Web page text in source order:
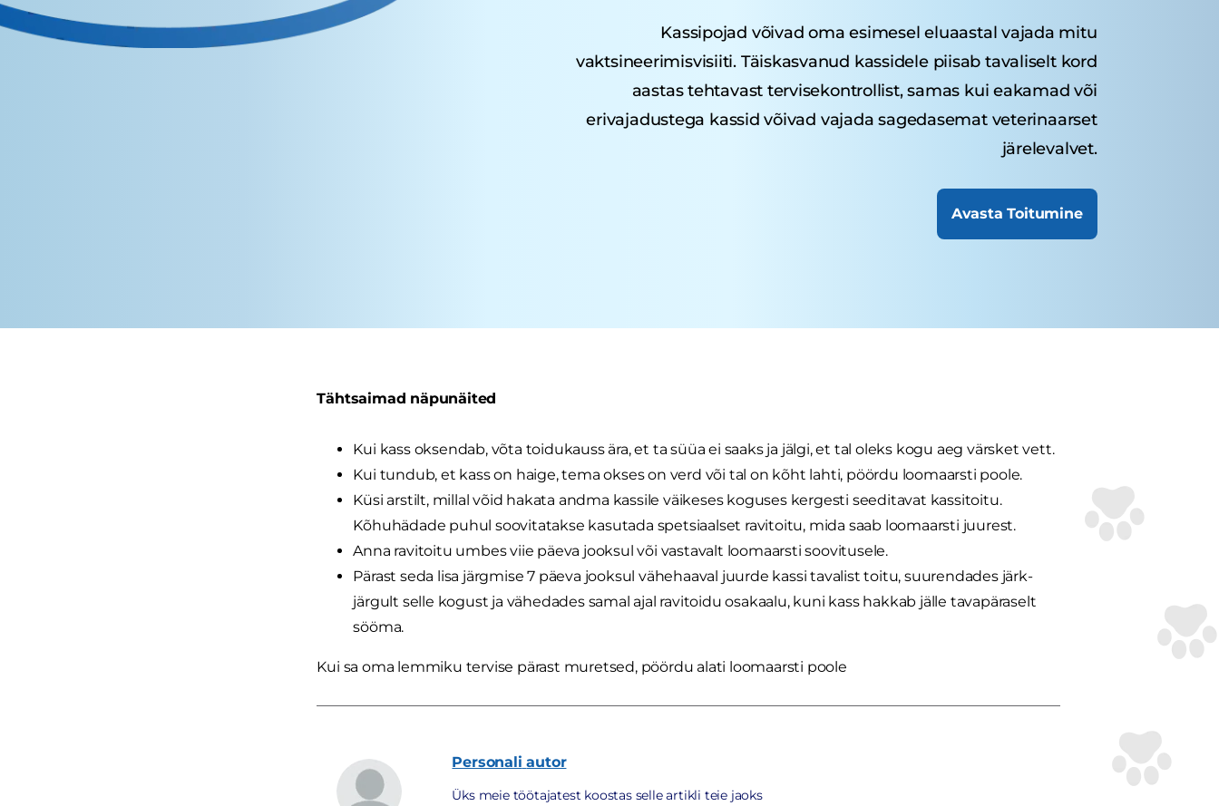
Kassipojad võivad oma esimesel eluaastal vajada mitu
vaktsineerimisvisiiti. Täiskasvanud kassidele piisab tavaliselt kord
aastas tehtavast tervisekontrollist, samas kui eakamad või
erivajadustega kassid võivad vajada sagedasemat veterinaarset
järelevalvet.
Avasta Toitumine
Tähtsaimad näpunäited
Kui kass oksendab, võta toidukauss ära, et ta süüa ei saaks ja jälgi, et tal oleks kogu aeg värsket vett.
Kui tundub, et kass on haige, tema okses on verd või tal on kõht lahti, pöördu loomaarsti poole.
Küsi arstilt, millal võid hakata andma kassile väikeses koguses kergesti seeditavat kassitoitu.
Kõhuhädade puhul soovitatakse kasutada spetsiaalset ravitoitu, mida saab loomaarsti juurest.
Anna ravitoitu umbes viie päeva jooksul või vastavalt loomaarsti soovitusele.
Pärast seda lisa järgmise 7 päeva jooksul vähehaaval juurde kassi tavalist toitu, suurendades järk-
järgult selle kogust ja vähedades samal ajal ravitoidu osakaalu, kuni kass hakkab jälle tavapäraselt
sööma.
Kui sa oma lemmiku tervise pärast muretsed, pöördu alati loomaarsti poole
Personali autor
Üks meie töötajatest koostas selle artikli teie jaoks